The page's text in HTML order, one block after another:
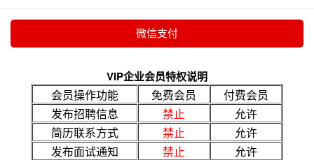
VIP企业会员特权说明
会员操作功能 免费会员
付费会员
发布招聘信息
禁止
允许
简历联系方式
禁止
允许
发布面试通知
禁止 允许